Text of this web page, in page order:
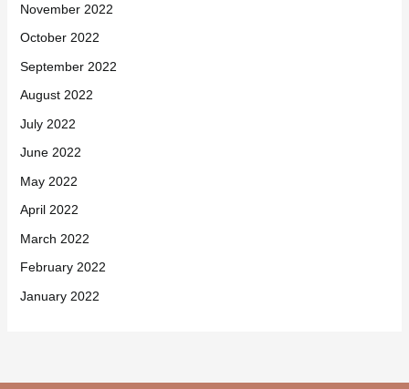
November 2022
October 2022
September 2022
August 2022
July 2022
June 2022
May 2022
April 2022
March 2022
February 2022
January 2022